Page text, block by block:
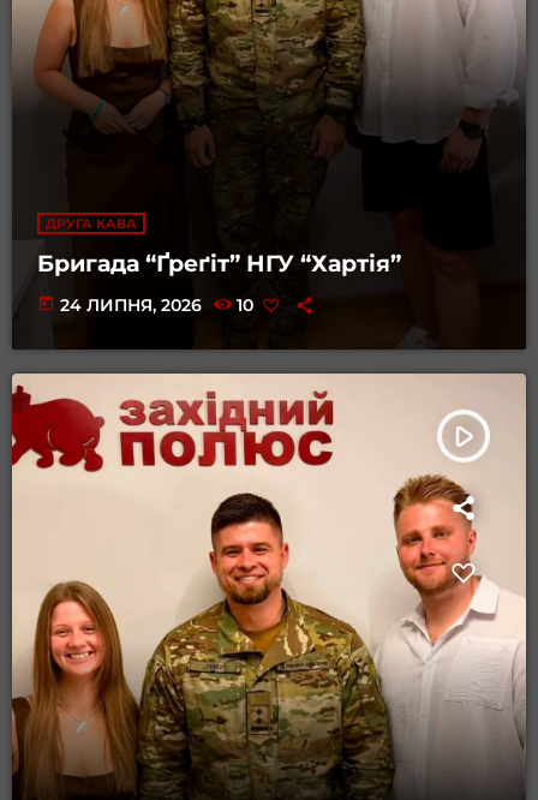
ДРУГА КАВА
Бригада “Ґреґіт” НГУ “Хартія”
today 24 ЛИПНЯ, 2026 10
play_arrow